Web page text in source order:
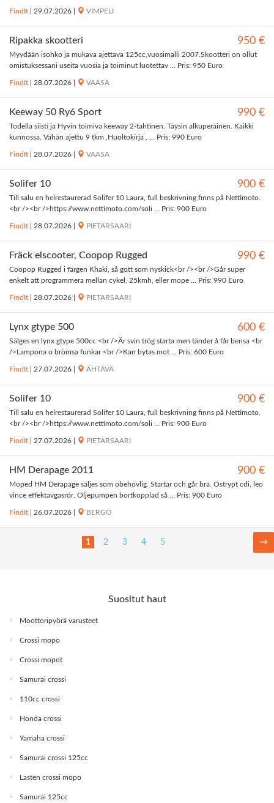
FindIt 29.07.2026 VIMPELI
Ripakka skootteri 950 €
Myydään isohko ja mukava ajettava 125cc,vuosimalli 2007.Skootteri on ollut
omistuksessani useita vuosia ja toiminut luotettav ... Pris: 950 Euro
FindIt 28.07.2026 VAASA
Keeway 50 Ry6 Sport 990 €
Todella siisti ja Hyvin toimiva keeway 2-tahtinen. Täysin alkuperäinen. Kaikki
kunnossa. Vähän ajettu 9 tkm ,Huoltokirja , ... Pris: 990 Euro
FindIt 28.07.2026 VAASA
Solifer 10 900 €
Till salu en helrestaurerad Solifer 10 Laura, full beskrivning finns på Nettimoto.
<br /><br />https://www.nettimoto.com/soli ... Pris: 900 Euro
FindIt 28.07.2026 PIETARSAARI
Fräck elscooter, Coopop Rugged 990 €
Coopop Rugged i färgen Khaki, så gott som nyskick<br /><br />Går super
enkelt att programmera mellan cykel, 25kmh, eller mope ... Pris: 990 Euro
FindIt 28.07.2026 PIETARSAARI
Lynx gtype 500 600 €
Sälges en lynx gtype 500cc <br />Är svin trög starta men tänder å får bensa <br
/>Lampona o brömsa funkar <br />Kan bytas mot ... Pris: 600 Euro
FindIt 27.07.2026 ÄHTÄVÄ
Solifer 10 900 €
Till salu en helrestaurerad Solifer 10 Laura, full beskrivning finns på Nettimoto.
<br /><br />https://www.nettimoto.com/soli ... Pris: 900 Euro
FindIt 27.07.2026 PIETARSAARI
HM Derapage 2011 900 €
Moped HM Derapage säljes som obehövlig. Startar och går bra. Ostrypt cdi, leo
vince effektavgasrör. Oljepumpen bortkopplad så ... Pris: 900 Euro
FindIt 26.07.2026 BERGÖ
1 2 3 4 5 →
Suositut haut
Moottoripyörä varusteet
Crossi mopo
Crossi mopot
Samurai crossi
110cc crossi
Honda crossi
Yamaha crossi
Samurai crossi 125cc
Lasten crossi mopo
Samurai 125cc